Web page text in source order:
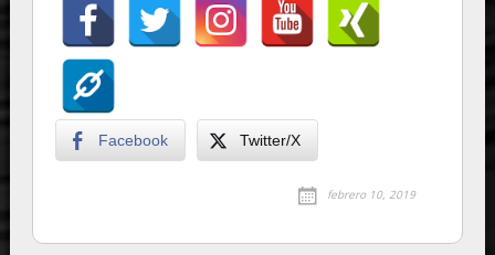
Facebook Twitter/X
febrero 10, 2019